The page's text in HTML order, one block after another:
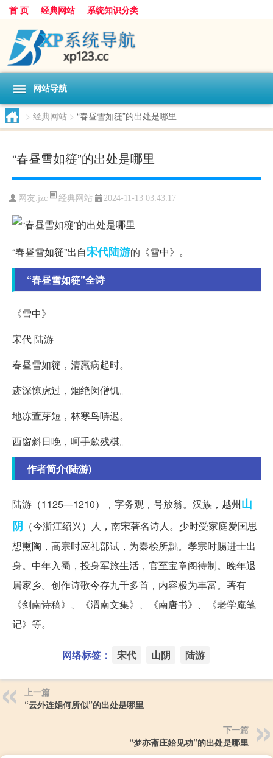
首 页 经典网站 系统知识分类
网站导航
> 经典网站 > “春昼雪如簁”的出处是哪里
“春昼雪如簁”的出处是哪里
网友:jzc 经典网站 2024-11-13 03:43:17
“春昼雪如簁”出自宋代陆游的《雪中》。
“春昼雪如簁”全诗
《雪中》
宋代 陆游
春昼雪如簁，清羸病起时。
迹深惊虎过，烟绝闵僧饥。
地冻萱芽短，林寒鸟哢迟。
西窗斜日晚，呵手歛残棋。
作者简介(陆游)
陆游（1125—1210），字务观，号放翁。汉族，越州山
阴 （今浙江绍兴）人，南宋著名诗人。少时受家庭爱国思
想熏陶，高宗时应礼部试，为秦桧所黜。孝宗时赐进士出
身。中年入蜀，投身军旅生活，官至宝章阁待制。晚年退
居家乡。创作诗歌今存九千多首，内容极为丰富。著有
《剑南诗稿》、《渭南文集》、《南唐书》、《老学庵笔
记》等。
网络标签： 宋代 山阴 陆游
上一篇
“云外连娟何所似”的出处是哪里
下一篇
“梦亦斋庄始见功”的出处是哪里